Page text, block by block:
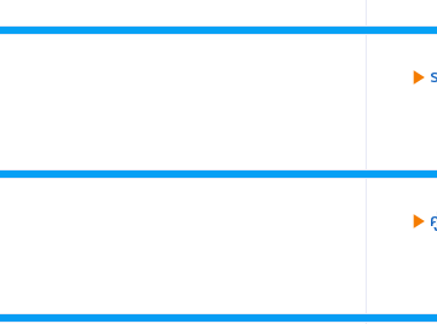
2569 อย่างน้อยประกอบด้วย
ดำเนินการ
2569 อย่างน้อยประกอบด้วย
ายงบประมาณ
โดยมีรายละเอียดอย่างน้อยประกอบด้วย
play_arrow
ดถือปฏิบัติให้เป็นมาตรฐานเดียวกัน อย่างน้อย 3 งาน
play_arrow